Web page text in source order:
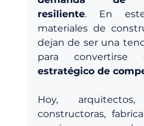
resiliente. En
materiales de
dejan de ser una
para
estratégico de
Hoy, arquitectos,
constructoras,